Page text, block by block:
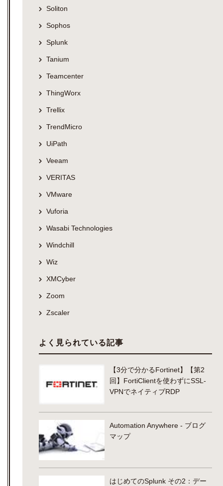
Soliton
Sophos
Splunk
Tanium
Teamcenter
ThingWorx
Trellix
TrendMicro
UiPath
Veeam
VERITAS
VMware
Vuforia
Wasabi Technologies
Windchill
Wiz
XMCyber
Zoom
Zscaler
よく見られている記事
【3分で分かるFortinet】【第2
回】FortiClientを使わずにSSL-
VPNでネイティブRDP
Automation Anywhere - ブログ
マップ
はじめてのSplunk その2：デー